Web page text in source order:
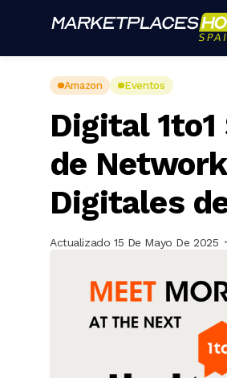
Amazon Eventos
Digital
de
Digitales
Actualizado 15 De Mayo De 2025